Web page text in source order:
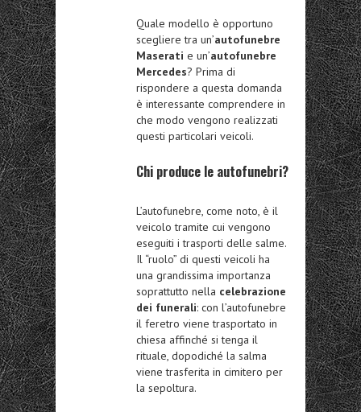
Quale modello è opportuno
scegliere tra un’autofunebre
Maserati e un’autofunebre
Mercedes? Prima di
rispondere a questa domanda
è interessante comprendere in
che modo vengono realizzati
questi particolari veicoli.
Chi produce le autofunebri?
L’autofunebre, come noto, è il
veicolo tramite cui vengono
eseguiti i trasporti delle salme.
Il “ruolo” di questi veicoli ha
una grandissima importanza
soprattutto nella celebrazione
dei funerali: con l’autofunebre
il feretro viene trasportato in
chiesa affinché si tenga il
rituale, dopodiché la salma
viene trasferita in cimitero per
la sepoltura.